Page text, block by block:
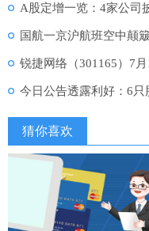
A股定增一览：4家公司
锐捷网络（301165）7
今日公告透露利好：6只
猜你喜欢